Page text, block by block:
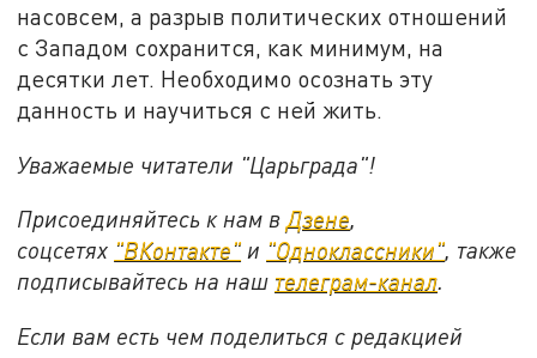
насовсем, а разрыв политических отношений
с Западом сохранится, как минимум, на
десятки лет. Необходимо осознать эту
данность и научиться с ней жить.
Уважаемые читатели "Царьграда"!
Присоединяйтесь к нам вДзене,
соцсетях "ВКонтакте" и "Одноклассники", также
подписывайтесь на наш телеграм-канал.
Если вам есть чем поделиться с редакцией